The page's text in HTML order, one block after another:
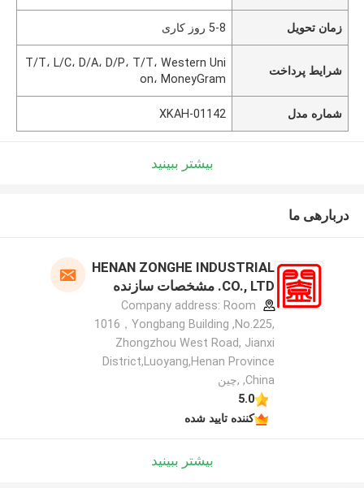
زمان تحویل 5-8 روز کاری
شرایط پرداخت
T/T، L/C، D/A، D/P، T/T، Western Uni
on، MoneyGram
شماره مدل XKAH-01142
بیشتر ببینید
دربارهی ما
HENAN ZONGHE INDUSTRIAL
CO., LTD. مشخصات سازنده
Company address: Room
1016，Yongbang Building ,No.225,
Zhongzhou West Road, Jianxi
District,Luoyang,Henan Province
,China ,چین
5.0
کننده تایید شده
بیشتر ببینید